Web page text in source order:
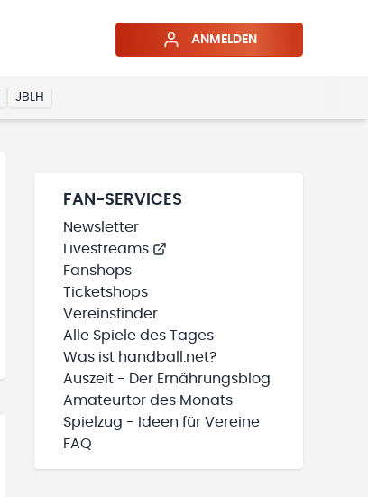
ANMELDEN
JBLH
FAN-SERVICES
Newsletter
Livestreams
Fanshops
Ticketshops
Vereinsfinder
Alle Spiele des Tages
Was ist handball.net?
Auszeit - Der Ernährungsblog
Amateurtor des Monats
Spielzug - Ideen für Vereine
FAQ